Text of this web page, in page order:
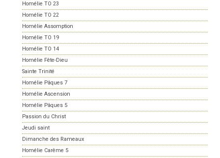
Homélie TO 23
Homélie TO 22
Homélie Assomption
Homélie TO 19
Homélie TO 14
Homélie Fête-Dieu
Sainte Trinité
Homélie Pâques 7
Homélie Ascension
Homélie Pâques 5
Passion du Christ
Jeudi saint
Dimanche des Rameaux
Homélie Carême 5